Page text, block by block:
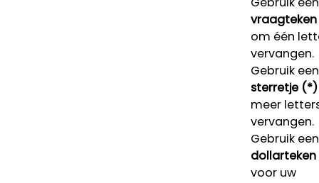
om één
vervangen.
Gebruik een
sterretje (*)
meer
vervangen.
Gebruik een
voor uw